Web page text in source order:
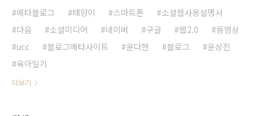
메타블로그
태양이 스마트폰
소셜웹사용설명서
다음
소셜미디어 네이버 구글 웹2.0
동영상
ucc
블로그메타사이트 윤다현 블로그
윤상진
육아일기
더보기